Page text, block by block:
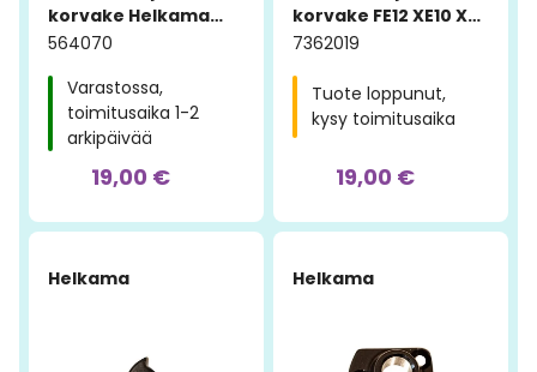
korvake Helkama
Carbon X
564070
Varastossa,
toimitusaika 1-2
arkipäivää
19,00 €
korvake FE12 XE10 XE11
XE12 DRL
7362019
Tuote loppunut,
kysy toimitusaika
19,00 €
Helkama Helkama